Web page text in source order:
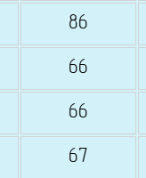
86
66
66
67